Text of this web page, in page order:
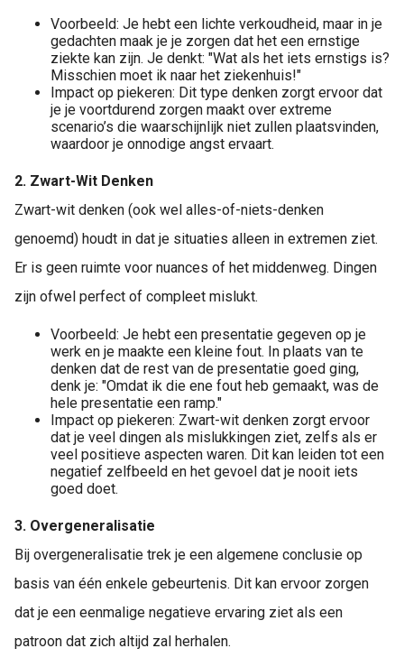
Voorbeeld: Je hebt een lichte verkoudheid, maar in je
gedachten maak je je zorgen dat het een ernstige
ziekte kan zijn. Je denkt: "Wat als het iets ernstigs is?
Misschien moet ik naar het ziekenhuis!"
Impact op piekeren: Dit type denken zorgt ervoor dat
je je voortdurend zorgen maakt over extreme
scenario’s die waarschijnlijk niet zullen plaatsvinden,
waardoor je onnodige angst ervaart.
2. Zwart-Wit Denken
Zwart-wit denken (ook wel alles-of-niets-denken
genoemd) houdt in dat je situaties alleen in extremen ziet.
Er is geen ruimte voor nuances of het middenweg. Dingen
zijn ofwel perfect of compleet mislukt.
Voorbeeld: Je hebt een presentatie gegeven op je
werk en je maakte een kleine fout. In plaats van te
denken dat de rest van de presentatie goed ging,
denk je: "Omdat ik die ene fout heb gemaakt, was de
hele presentatie een ramp."
Impact op piekeren: Zwart-wit denken zorgt ervoor
dat je veel dingen als mislukkingen ziet, zelfs als er
veel positieve aspecten waren. Dit kan leiden tot een
negatief zelfbeeld en het gevoel dat je nooit iets
goed doet.
3. Overgeneralisatie
Bij overgeneralisatie trek je een algemene conclusie op
basis van één enkele gebeurtenis. Dit kan ervoor zorgen
dat je een eenmalige negatieve ervaring ziet als een
patroon dat zich altijd zal herhalen.